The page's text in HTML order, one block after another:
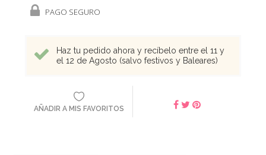
PAGO SEGURO
Haz tu pedido ahora y recíbelo entre el 11 y
el 12 de Agosto (salvo festivos y Baleares)
AÑADIR A MIS FAVORITOS